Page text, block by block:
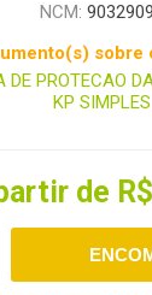
NCM:
sobre
DE PROTECAO
KP SIMPLES
de